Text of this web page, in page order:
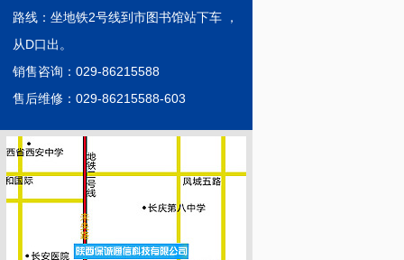
路线：坐地铁2号线到市图书馆站下车 ，
从D口出。
销售咨询：029-86215588
售后维修：029-86215588-603